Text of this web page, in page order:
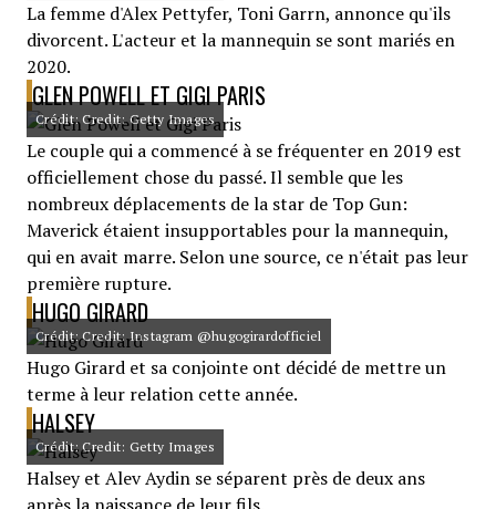
La femme d'Alex Pettyfer, Toni Garrn, annonce qu'ils
divorcent. L'acteur et la mannequin se sont mariés en
2020.
GLEN POWELL ET GIGI PARIS
Crédit: Credit: Getty Images
Le couple qui a commencé à se fréquenter en 2019 est
officiellement chose du passé. Il semble que les
nombreux déplacements de la star de Top Gun:
Maverick étaient insupportables pour la mannequin,
qui en avait marre. Selon une source, ce n'était pas leur
première rupture.
HUGO GIRARD
Crédit: Credit: Instagram @hugogirardofficiel
Hugo Girard et sa conjointe ont décidé de mettre un
terme à leur relation cette année.
HALSEY
Crédit: Credit: Getty Images
Halsey et Alev Aydin se séparent près de deux ans